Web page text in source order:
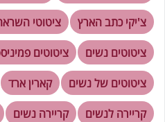
צ'יקי כתב הארץ
ציטוטי
ציטוטים נשים
ציטוטים
ציטוטים של נשים
קארין ארד
קריירה לנשים
קריירה נשים